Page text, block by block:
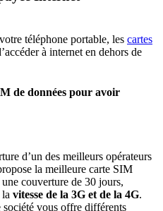
téléphone portable, les cartes
à internet en dehors de
de données pour avoir
d’un des meilleurs opérateurs
la meilleure carte SIM
couverture de 30 jours,
la vitesse de la 3G et de la 4G.
société vous offre différents